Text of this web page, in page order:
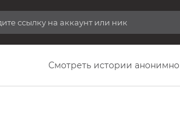
Смотреть истории анонимно